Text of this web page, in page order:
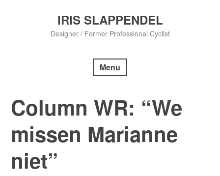
IRIS SLAPPENDEL
Designer / Former Professional Cyclist
Menu
Column WR: “We
missen Marianne
niet”